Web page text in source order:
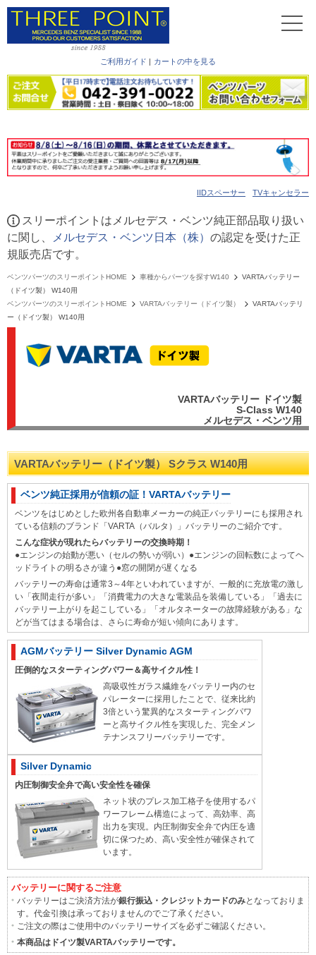
ご利用ガイド | カートの中を見る
IIDスペーサー TVキャンセラー
スリーポイントはメルセデス・ベンツ純正部品取り扱い
に関し、
メルセデス・ベンツ日本（株） の認定を受けた正
規販売店です。
ベンツパーツのスリーポイントHOME 車種からパーツを探すW140
VARTAバッテリー
（ドイツ製） W140用
ベンツパーツのスリーポイントHOME
VARTAバッテリー（ドイツ製）
VARTAバッテリ
ー（ドイツ製） W140用
VARTAバッテリー ドイツ製
S-Class W140
メルセデス・ベンツ用
VARTAバッテリー（ドイツ製） Sクラス W140用
ベンツ純正採用が信頼の証！VARTAバッテリー
ベンツをはじめとした欧州各自動車メーカーの純正バッテリーにも採用され
ている信頼のブランド「VARTA（バルタ）」バッテリーのご紹介です。
こんな症状が現れたらバッテリーの交換時期！
●エンジンの始動が悪い（セルの勢いが弱い）●エンジンの回転数によってヘ
ッドライトの明るさが違う●窓の開閉が遅くなる
バッテリーの寿命は通常3～4年といわれていますが、一般的に充放電の激し
い「夜間走行が多い」「消費電力の大きな電装品を装備している」「過去に
バッテリー上がりを起こしている」「オルタネーターの故障経験がある」な
どが当てはまる場合は、さらに寿命が短い傾向にあります。
AGMバッテリー Silver Dynamic AGM
圧倒的なスターティングパワー＆高サイクル性！
高吸収性ガラス繊維をバッテリー内のセ
パレーターに採用したことで、従来比約
3倍という驚異的なスターティングパワ
ーと高サイクル性を実現した、完全メン
テナンスフリーバッテリーです。
Silver Dynamic
内圧制御安全弁で高い安全性を確保
ネット状のプレス加工格子を使用するパ
ワーフレーム構造によって、高効率、高
出力を実現。内圧制御安全弁で内圧を適
切に保つため、高い安全性が確保されて
います。
バッテリーに関するご注意
バッテリーはご決済方法が銀行振込・クレジットカードのみとなっておりま
す。代金引換は承っておりませんのでご了承ください。
ご注文の際はご使用中のバッテリーサイズを必ずご確認ください。
本商品はドイツ製VARTAバッテリーです。